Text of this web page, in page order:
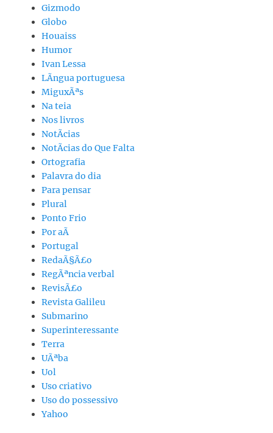
Gizmodo
Globo
Houaiss
Humor
Ivan Lessa
LÃ­ngua portuguesa
MiguxÃªs
Na teia
Nos livros
NotÃ­cias
NotÃ­cias do Que Falta
Ortografia
Palavra do dia
Para pensar
Plural
Ponto Frio
Por aÃ­
Portugal
RedaÃ§Ã£o
RegÃªncia verbal
RevisÃ£o
Revista Galileu
Submarino
Superinteressante
Terra
UÃªba
Uol
Uso criativo
Uso do possessivo
Yahoo